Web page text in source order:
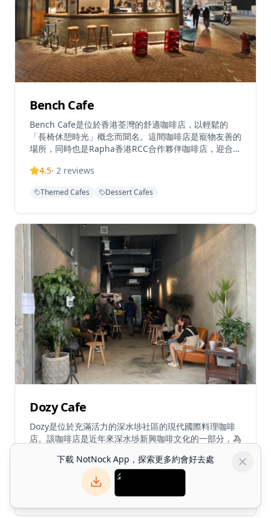
Bench Cafe
Bench Cafe是位於香港荃灣的舒適咖啡店，以輕鬆的
「長椅休憩時光」概念而聞名。這間咖啡店是寵物友善的
場所，同時也是Rapha香港RCC合作夥伴咖啡店，迎合單
聚會和咖啡休息時光，Bench Cafe在荃灣中心地帶提供
閒的環境。
4.5· 2 reviews
Themed Cafes Dessert Cafes
Dozy Cafe
Dozy是位於充滿活力的深水埗社區的現代國際料理咖啡
店。該咖啡店是近年來深水埗新興咖啡文化的一部分，為
著稱，Dozy提供多樣化的國際菜式和優質咖啡。該店以
招牌菜式聞名，包括蟹籽蟹肉配檸檬刁草醬三文治和豆腐
芝士蛋糕。咖啡店作為用餐地點和Instagram打卡熱點而
廣受歡迎，吸引尋求悠閒環境的本地人和遊客。憑藉其工
業風格裝潢和舒適氛圍，Dozy為休閒用餐、咖啡小憩和
reviews
Themed Cafes
下載 NotNock App，探索更多約會好去處